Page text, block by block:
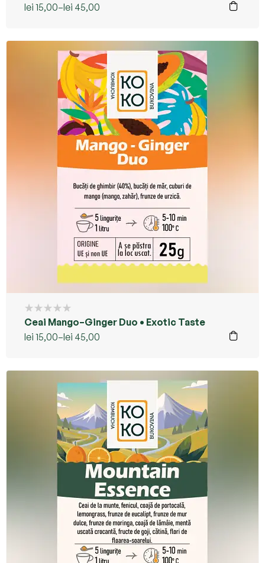
lei 15,00–lei 45,00
Ceai Mango–Ginger Duo • Exotic Taste
lei 15,00–lei 45,00